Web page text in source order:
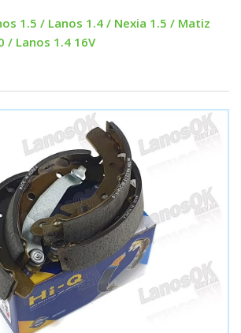
1.5 / Lanos 1.4 / Nexia 1.5 / Matiz
/ Lanos 1.4 16V